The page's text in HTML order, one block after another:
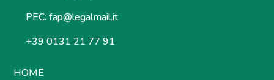
PEC: fap@legalmail.it
+39 0131 21 77 91
HOME